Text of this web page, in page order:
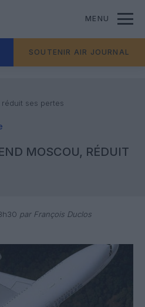
MENU
SOUTENIR AIR JOURNAL
ses pertes
MOSCOU, RÉDUIT
par François Duclos